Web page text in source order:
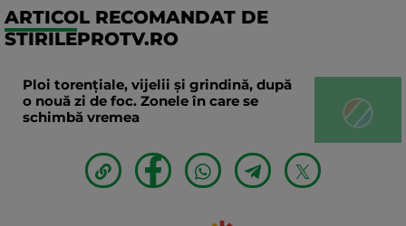
ARTICOL RECOMANDAT DE
STIRILEPROTV.RO
Ploi torențiale, vijelii și grindină, după
o nouă zi de foc. Zonele în care se
schimbă vremea